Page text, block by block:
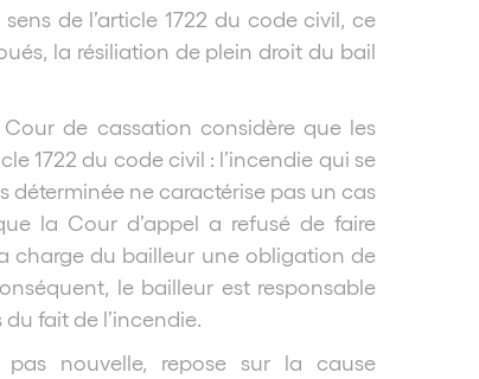
de l’article 1722 du code civil, ce
la résiliation de plein droit du bail
Cour de cassation considère que les
1722 du code civil : l’incendie qui se
déterminée ne caractérise pas un cas
la Cour d’appel a refusé de faire
charge du bailleur une obligation de
le bailleur est responsable
fait de l’incendie.
pas nouvelle, repose sur la cause